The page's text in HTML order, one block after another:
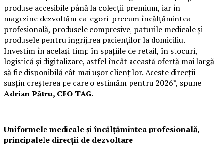
produse accesibile până la colecții premium, iar în
magazine dezvoltăm categorii precum încălțămintea
profesională, produsele compresive, paturile medicale și
produsele pentru îngrijirea pacienților la domiciliu.
Investim în același timp în spațiile de retail, în stocuri,
logistică și digitalizare, astfel încât această ofertă mai largă
să fie disponibilă cât mai ușor clienților. Aceste direcții
susțin creșterea pe care o estimăm pentru 2026”, spune
Adrian Pătru, CEO TAG.
Uniformele medicale și încălțămintea profesională,
principalele direcții de dezvoltare